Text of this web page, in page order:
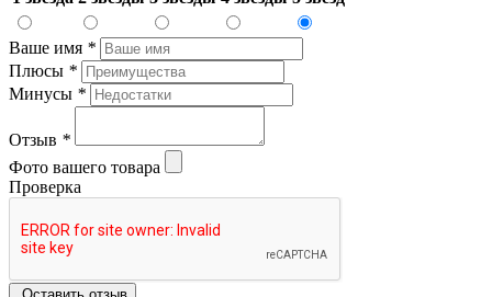
Ваше имя *
Плюсы *
Минусы *
Отзыв *
Фото вашего товара
Проверка